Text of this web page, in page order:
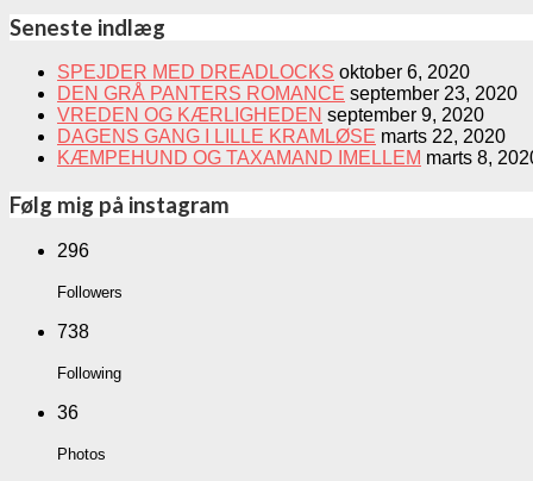
Seneste indlæg
SPEJDER MED DREADLOCKS oktober 6, 2020
DEN GRÅ PANTERS ROMANCE september 23, 2020
VREDEN OG KÆRLIGHEDEN september 9, 2020
DAGENS GANG I LILLE KRAMLØSE marts 22, 2020
KÆMPEHUND OG TAXAMAND IMELLEM marts 8,
Følg mig på instagram
296
Followers
738
Following
36
Photos